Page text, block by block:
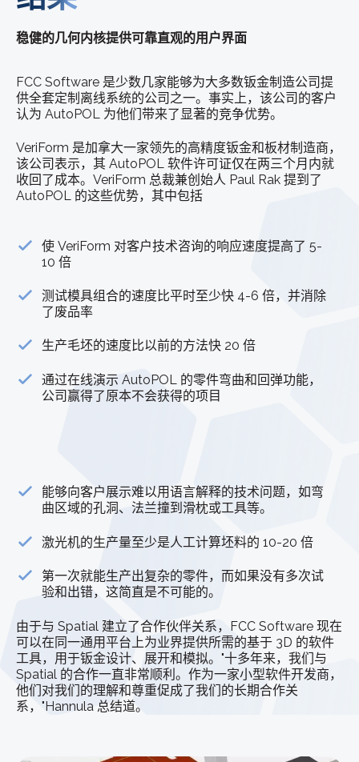
稳健的几何内核提供可靠直观的用户界面
FCC Software 是少数几家能够为大多数钣金制造公司提
供全套定制离线系统的公司之一。事实上，该公司的客户
认为 AutoPOL 为他们带来了显著的竞争优势。
VeriForm 是加拿大一家领先的高精度钣金和板材制造商，
该公司表示，其 AutoPOL 软件许可证仅在两三个月内就
收回了成本。VeriForm 总裁兼创始人 Paul Rak 提到了
AutoPOL 的这些优势，其中包括
使 VeriForm 对客户技术咨询的响应速度提高了 5-
10 倍
测试模具组合的速度比平时至少快 4-6 倍，并消除
了废品率
生产毛坯的速度比以前的方法快 20 倍
通过在线演示 AutoPOL 的零件弯曲和回弹功能，
公司赢得了原本不会获得的项目
能够向客户展示难以用语言解释的技术问题，如弯
曲区域的孔洞、法兰撞到滑枕或工具等。
激光机的生产量至少是人工计算坯料的 10-20 倍
第一次就能生产出复杂的零件，而如果没有多次试
验和出错，这简直是不可能的。
由于与 Spatial 建立了合作伙伴关系，FCC Software 现在
可以在同一通用平台上为业界提供所需的基于 3D 的软件
工具，用于钣金设计、展开和模拟。"十多年来，我们与
Spatial 的合作一直非常顺利。作为一家小型软件开发商，
他们对我们的理解和尊重促成了我们的长期合作关
系，"Hannula 总结道。